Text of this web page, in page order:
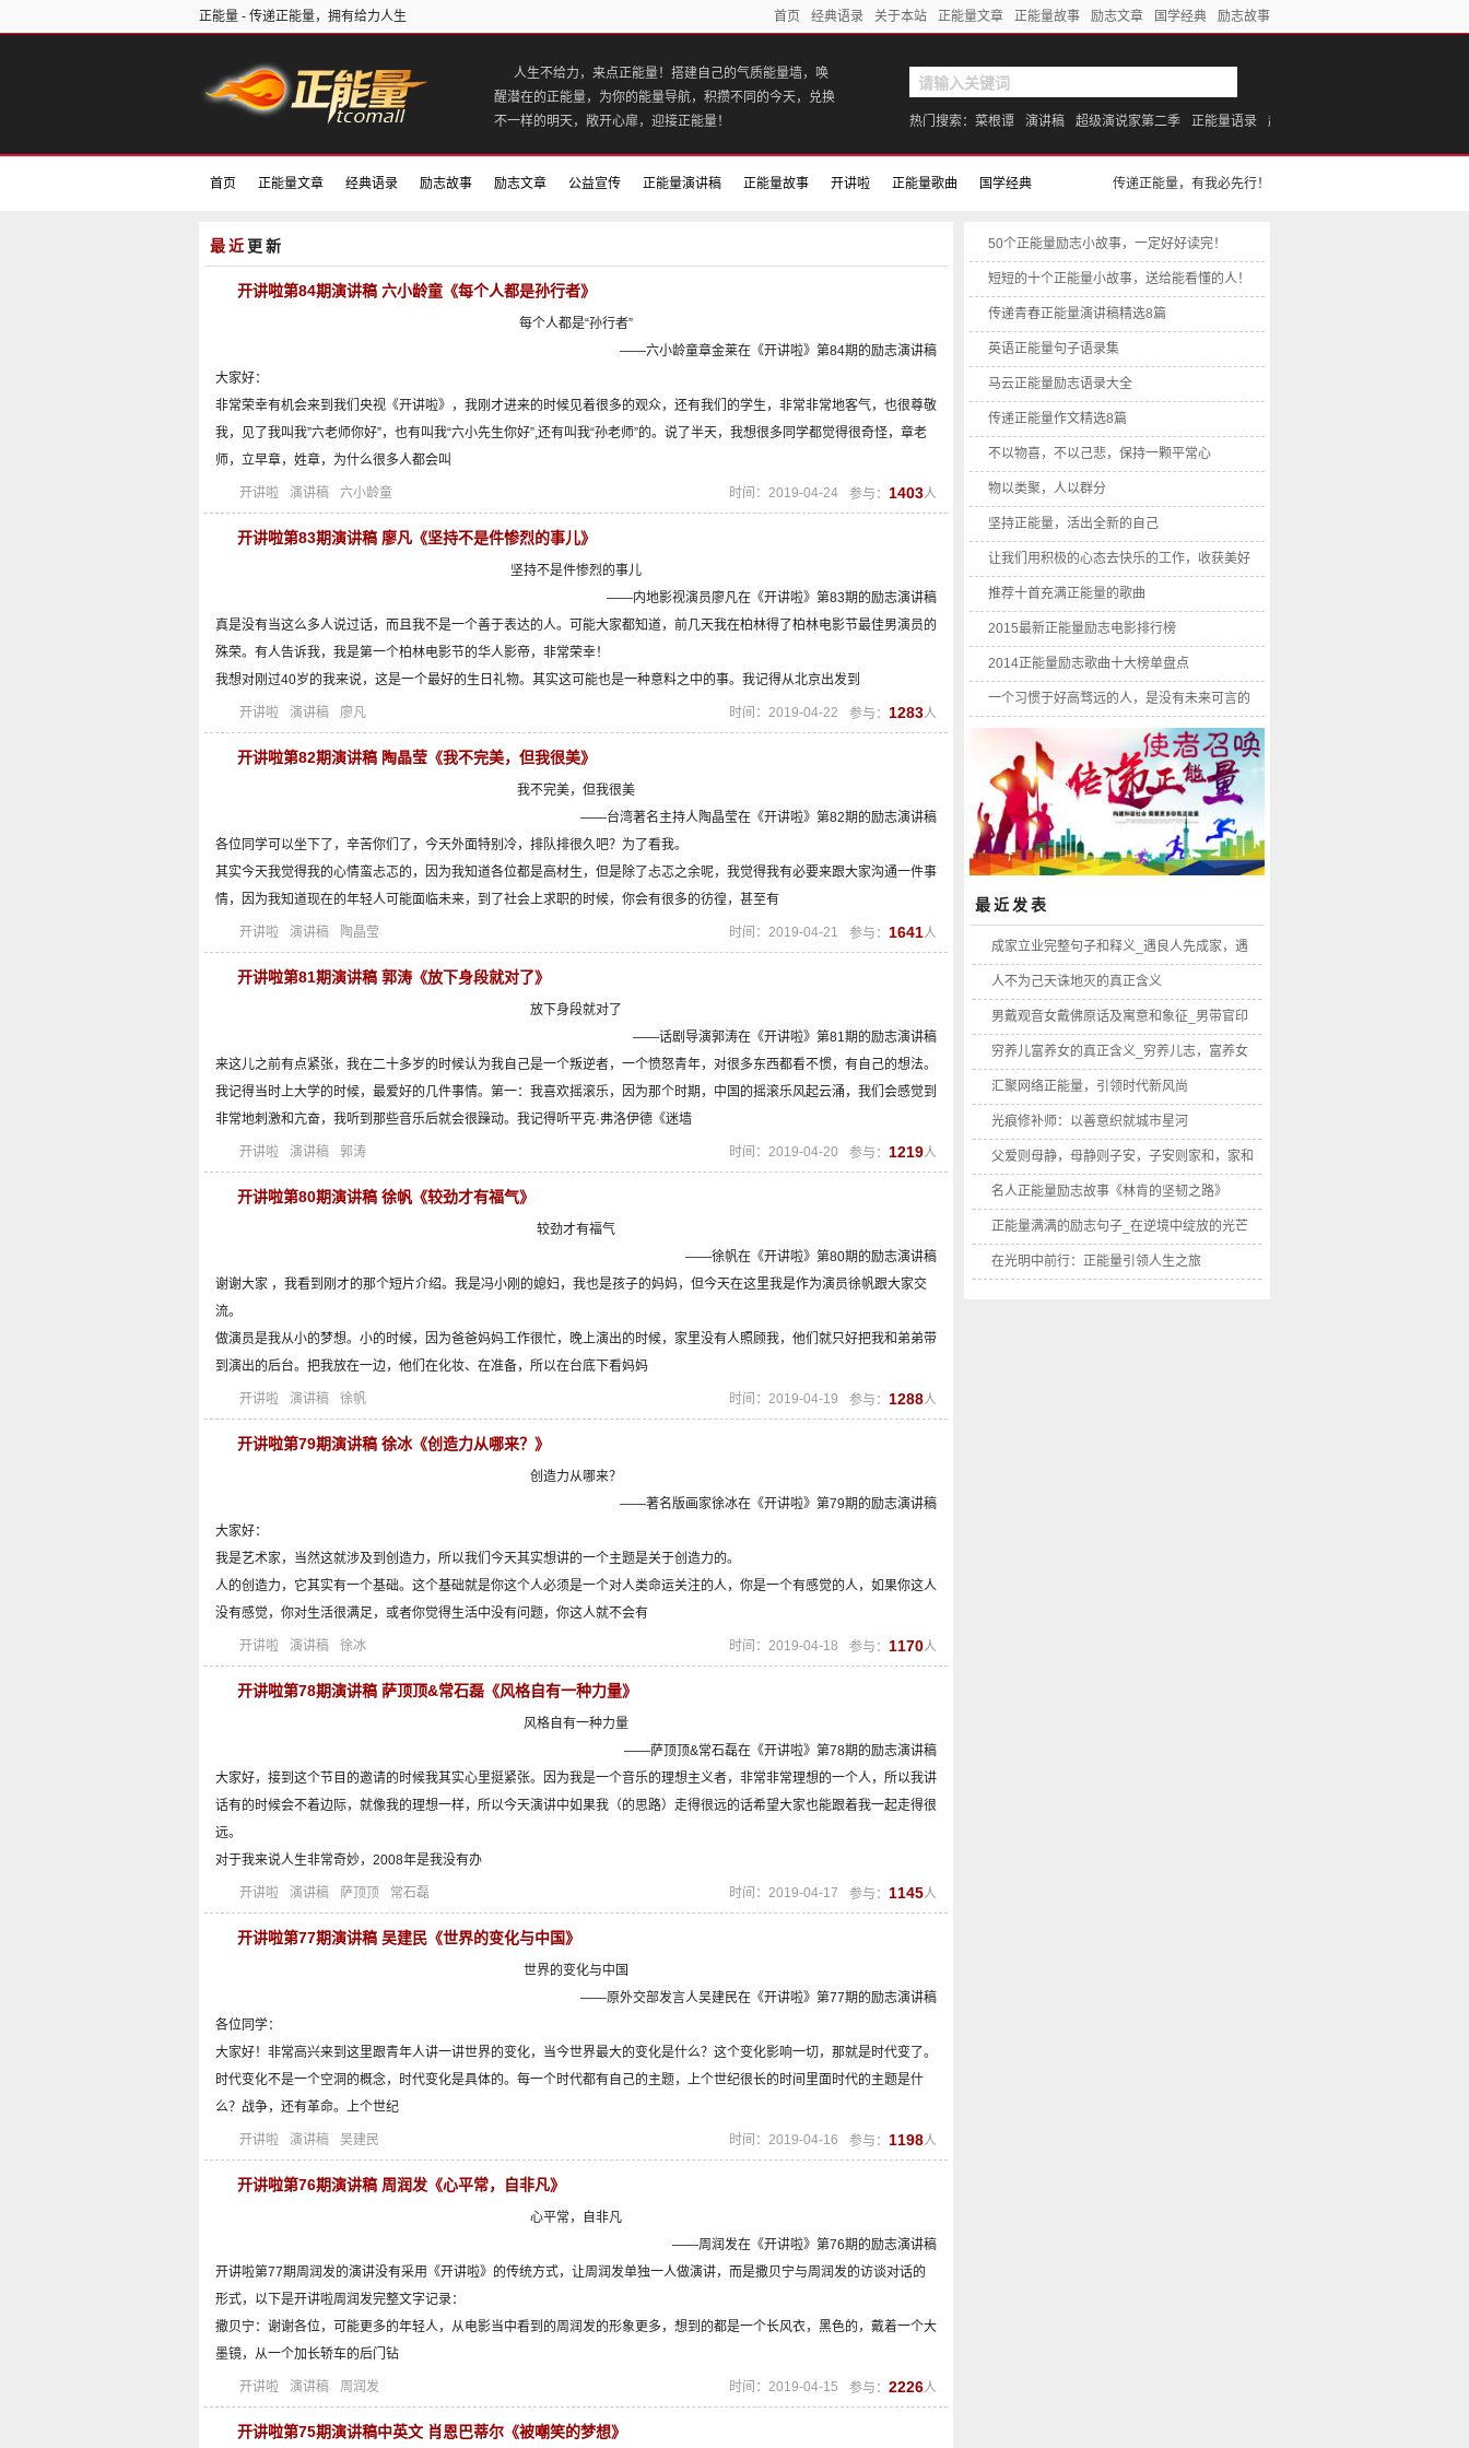
首页 经典语录 关于本站 正能量文章 正能量故事 励志文章 国学经典 励志故事
正能量 - 传递正能量，拥有给力人生
人生不给力，来点正能量！搭建自己的气质能量墙，唤
醒潜在的正能量，为你的能量导航，积攒不同的今天，兑换
不一样的明天，敞开心扉，迎接正能量！
热门搜索： 菜根谭 演讲稿 超级演说家第二季 正能量语录 超级演说家第一季
传递正能量，有我必先行！
首页 正能量文章 经典语录 励志故事 励志文章 公益宣传 正能量演讲稿 正能量故事 开讲啦 正能量歌曲 国学经典
正能量电影
最近 更新
开讲啦第84期演讲稿 六小龄童《每个人都是孙行者》
每个人都是“孙行者”
——六小龄童章金莱在《开讲啦》第84期的励志演讲稿
大家好：
非常荣幸有机会来到我们央视《开讲啦》，我刚才进来的时候见着很多的观众，还有我们的学生，非常非常地客气，也很尊敬
我，见了我叫我”六老师你好”，也有叫我“六小先生你好”,还有叫我“孙老师”的。说了半天，我想很多同学都觉得很奇怪，章老
师，立早章，姓章，为什么很多人都会叫
参与： 1403人
时间：2019-04-24
开讲啦 演讲稿 六小龄童
开讲啦第83期演讲稿 廖凡《坚持不是件惨烈的事儿》
坚持不是件惨烈的事儿
——内地影视演员廖凡在《开讲啦》第83期的励志演讲稿
真是没有当这么多人说过话，而且我不是一个善于表达的人。可能大家都知道，前几天我在柏林得了柏林电影节最佳男演员的
殊荣。有人告诉我，我是第一个柏林电影节的华人影帝，非常荣幸！
我想对刚过40岁的我来说，这是一个最好的生日礼物。其实这可能也是一种意料之中的事。我记得从北京出发到
参与： 1283人
时间：2019-04-22
开讲啦 演讲稿 廖凡
开讲啦第82期演讲稿 陶晶莹《我不完美，但我很美》
我不完美，但我很美
——台湾著名主持人陶晶莹在《开讲啦》第82期的励志演讲稿
各位同学可以坐下了，辛苦你们了，今天外面特别冷，排队排很久吧？为了看我。
其实今天我觉得我的心情蛮忐忑的，因为我知道各位都是高材生，但是除了忐忑之余呢，我觉得我有必要来跟大家沟通一件事
情，因为我知道现在的年轻人可能面临未来，到了社会上求职的时候，你会有很多的彷徨，甚至有
参与： 1641人
时间：2019-04-21
开讲啦 演讲稿 陶晶莹
开讲啦第81期演讲稿 郭涛《放下身段就对了》
放下身段就对了
——话剧导演郭涛在《开讲啦》第81期的励志演讲稿
来这儿之前有点紧张，我在二十多岁的时候认为我自己是一个叛逆者，一个愤怒青年，对很多东西都看不惯，有自己的想法。
我记得当时上大学的时候，最爱好的几件事情。第一：我喜欢摇滚乐，因为那个时期，中国的摇滚乐风起云涌，我们会感觉到
非常地刺激和亢奋，我听到那些音乐后就会很躁动。我记得听平克·弗洛伊德《迷墙
参与： 1219人
时间：2019-04-20
开讲啦 演讲稿 郭涛
开讲啦第80期演讲稿 徐帆《较劲才有福气》
较劲才有福气
——徐帆在《开讲啦》第80期的励志演讲稿
谢谢大家 ，我看到刚才的那个短片介绍。我是冯小刚的媳妇，我也是孩子的妈妈，但今天在这里我是作为演员徐帆跟大家交
流。
做演员是我从小的梦想。小的时候，因为爸爸妈妈工作很忙，晚上演出的时候，家里没有人照顾我，他们就只好把我和弟弟带
到演出的后台。把我放在一边，他们在化妆、在准备，所以在台底下看妈妈
参与： 1288人
时间：2019-04-19
开讲啦 演讲稿 徐帆
开讲啦第79期演讲稿 徐冰《创造力从哪来？》
创造力从哪来？
——著名版画家徐冰在《开讲啦》第79期的励志演讲稿
大家好：
我是艺术家，当然这就涉及到创造力，所以我们今天其实想讲的一个主题是关于创造力的。
人的创造力，它其实有一个基础。这个基础就是你这个人必须是一个对人类命运关注的人，你是一个有感觉的人，如果你这人
没有感觉，你对生活很满足，或者你觉得生活中没有问题，你这人就不会有
参与： 1170人
时间：2019-04-18
开讲啦 演讲稿 徐冰
开讲啦第78期演讲稿 萨顶顶&常石磊《风格自有一种力量》
风格自有一种力量
——萨顶顶&常石磊在《开讲啦》第78期的励志演讲稿
大家好，接到这个节目的邀请的时候我其实心里挺紧张。因为我是一个音乐的理想主义者，非常非常理想的一个人，所以我讲
话有的时候会不着边际，就像我的理想一样，所以今天演讲中如果我（的思路）走得很远的话希望大家也能跟着我一起走得很
远。
对于我来说人生非常奇妙，2008年是我没有办
参与： 1145人
时间：2019-04-17
开讲啦 演讲稿 萨顶顶 常石磊
开讲啦第77期演讲稿 吴建民《世界的变化与中国》
世界的变化与中国
——原外交部发言人吴建民在《开讲啦》第77期的励志演讲稿
各位同学：
大家好！非常高兴来到这里跟青年人讲一讲世界的变化，当今世界最大的变化是什么？这个变化影响一切，那就是时代变了。
时代变化不是一个空洞的概念，时代变化是具体的。每一个时代都有自己的主题，上个世纪很长的时间里面时代的主题是什
么？战争，还有革命。上个世纪
参与： 1198人
时间：2019-04-16
开讲啦 演讲稿 吴建民
开讲啦第76期演讲稿 周润发《心平常，自非凡》
心平常，自非凡
——周润发在《开讲啦》第76期的励志演讲稿
开讲啦第77期周润发的演讲没有采用《开讲啦》的传统方式，让周润发单独一人做演讲，而是撒贝宁与周润发的访谈对话的
形式，以下是开讲啦周润发完整文字记录：
撒贝宁：谢谢各位，可能更多的年轻人，从电影当中看到的周润发的形象更多，想到的都是一个长风衣，黑色的，戴着一个大
墨镜，从一个加长轿车的后门钻
参与： 2226人
时间：2019-04-15
开讲啦 演讲稿 周润发
开讲啦第75期演讲稿中英文 肖恩巴蒂尔《被嘲笑的梦想》
50个正能量励志小故事，一定好好读完！
短短的十个正能量小故事，送给能看懂的人！
传递青春正能量演讲稿精选8篇
英语正能量句子语录集
马云正能量励志语录大全
传递正能量作文精选8篇
不以物喜，不以己悲，保持一颗平常心
物以类聚，人以群分
坚持正能量，活出全新的自己
让我们用积极的心态去快乐的工作，收获美好
的人生
推荐十首充满正能量的歌曲
2015最新正能量励志电影排行榜
2014正能量励志歌曲十大榜单盘点
一个习惯于好高骛远的人，是没有未来可言的
最近发表
成家立业完整句子和释义_遇良人先成家，遇
贵人先立业
人不为己天诛地灭的真正含义
男戴观音女戴佛原话及寓意和象征_男带官印
女带福
穷养儿富养女的真正含义_穷养儿志，富养女
德
汇聚网络正能量，引领时代新风尚
光痕修补师：以善意织就城市星河
父爱则母静，母静则子安，子安则家和，家和
万事兴
名人正能量励志故事《林肯的坚韧之路》
正能量满满的励志句子_在逆境中绽放的光芒
在光明中前行：正能量引领人生之旅